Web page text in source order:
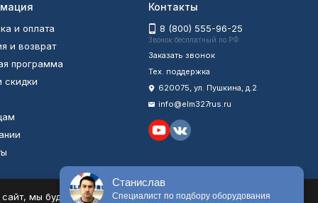
и оплата
и возврат
программа
скидки
Контакты
8 (800) 555-96-25
Звонок бесплатный по РФ
Заказать звонок
Тех. поддержка
620075, ул. Пушкина, д.2
info@elm327rus.ru
мы будем считать, что Вас это устраивает.
Станислав
Специалист по подбору оборудования